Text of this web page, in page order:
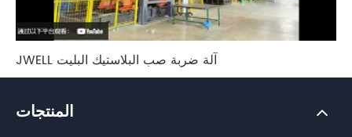
JWELL آلة ضربة صب البلاستيك البليت
المنتجات